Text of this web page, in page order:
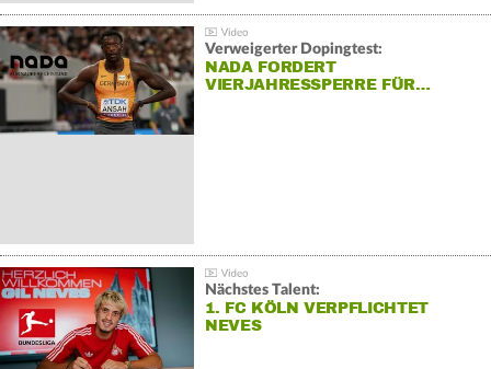
Verweigerter Dopingtest:
NADA FORDERT
VIERJAHRESSPERRE FÜR…
Nächstes Talent:
1. FC KÖLN VERPFLICHTET
NEVES